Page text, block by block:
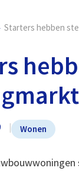
Starters hebben
Wonen